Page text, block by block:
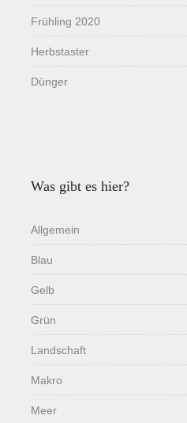
Frühling 2020
Herbstaster
Dünger
Was gibt es hier?
Allgemein
Blau
Gelb
Grün
Landschaft
Makro
Meer